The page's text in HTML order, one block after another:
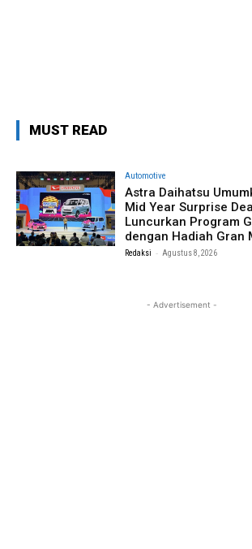
MUST READ
Automotive
Astra Daihatsu
Mid Year Surprise
Luncurkan Program
dengan Hadiah Gran
Redaksi - Agustus 8, 2026
- Advertisement -